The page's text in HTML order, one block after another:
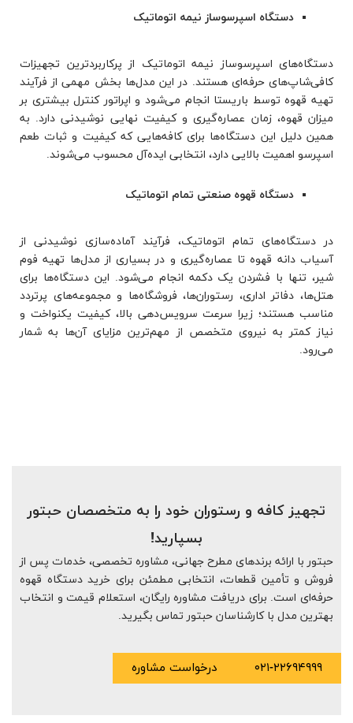
دستگاه اسپرسوساز نیمه اتوماتیک
دستگاه‌های اسپرسوساز نیمه اتوماتیک از پرکاربردترین تجهیزات
کافی‌شاپ‌های حرفه‌ای هستند. در این مدل‌ها بخش مهمی از فرآیند
تهیه قهوه توسط باریستا انجام می‌شود و اپراتور کنترل بیشتری بر
میزان قهوه، زمان عصاره‌گیری و کیفیت نهایی نوشیدنی دارد. به
همین دلیل این دستگاه‌ها برای کافه‌هایی که کیفیت و ثبات طعم
اسپرسو اهمیت بالایی دارد، انتخابی ایده‌آل محسوب می‌شوند.
دستگاه قهوه صنعتی تمام اتوماتیک
در دستگاه‌های تمام اتوماتیک، فرآیند آماده‌سازی نوشیدنی از
آسیاب دانه قهوه تا عصاره‌گیری و در بسیاری از مدل‌ها تهیه فوم
شیر، تنها با فشردن یک دکمه انجام می‌شود. این دستگاه‌ها برای
هتل‌ها، دفاتر اداری، رستوران‌ها، فروشگاه‌ها و مجموعه‌های پرتردد
مناسب هستند؛ زیرا سرعت سرویس‌دهی بالا، کیفیت یکنواخت و
نیاز کمتر به نیروی متخصص از مهم‌ترین مزایای آن‌ها به شمار
می‌رود.
تجهیز کافه و رستوران خود را به متخصصان حبتور
بسپارید!
حبتور با ارائه برندهای مطرح جهانی، مشاوره تخصصی، خدمات پس از
فروش و تأمین قطعات، انتخابی مطمئن برای خرید دستگاه قهوه
حرفه‌ای است. برای دریافت مشاوره رایگان، استعلام قیمت و انتخاب
بهترین مدل با کارشناسان حبتور تماس بگیرید.
۰۲۱-۲۲۶۹۴۹۹۹ درخواست مشاوره